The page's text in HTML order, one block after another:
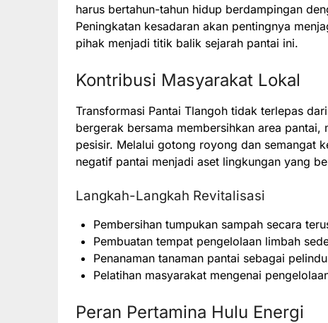
harus bertahun-tahun hidup berdampingan
Peningkatan kesadaran akan pentingnya
pihak menjadi titik balik sejarah pantai ini.
Kontribusi Masyarakat Lokal
Transformasi Pantai Tlangoh tidak terlepas
bergerak bersama membersihkan area
pesisir. Melalui gotong royong dan semangat
negatif pantai menjadi aset lingkungan yang
Langkah-Langkah Revitalisasi
Pembersihan tumpukan sampah secara
Pembuatan tempat pengelolaan limbah
Penanaman tanaman pantai sebagai
Pelatihan masyarakat mengenai
Peran Pertamina Hulu Energi